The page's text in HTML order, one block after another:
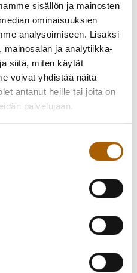
sisällön ja mainosten
ominaisuuksien
analysoimiseen. Lisäksi
mainosalan ja analytiikka-
siitä, miten käytät
voivat yhdistää näitä
antanut heille tai joita on
palvelujaan.
yökahvila järjestetään
paikkana seurojentalo
on tarjolla ohjelmaa
heillä on ala-aste
Päättäreissä